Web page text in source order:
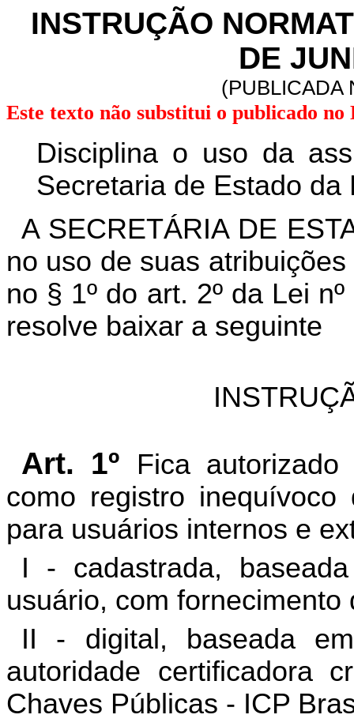
INSTRUÇÃO
DE
(PUBLICADA
Este texto não substitui o publicado no
Disciplina o uso da
Secretaria de Estado da
A SECRETÁRIA DE
no uso de suas
no § 1º do art. 2º da Lei
resolve baixar a seguinte
Art. 1º
Fica
como registro
para usuários internos e
I - cadastrada,
usuário, com
II - digital, baseada
autoridade certificadora
Chaves Públicas - ICP